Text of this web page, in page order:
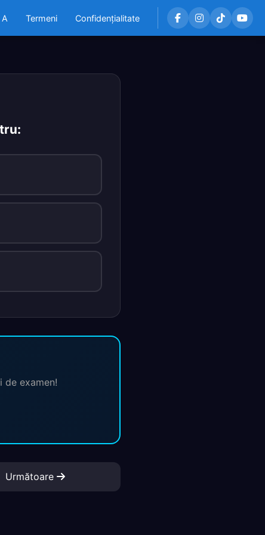
Termeni Confidențialitate
de examen!
Următoare